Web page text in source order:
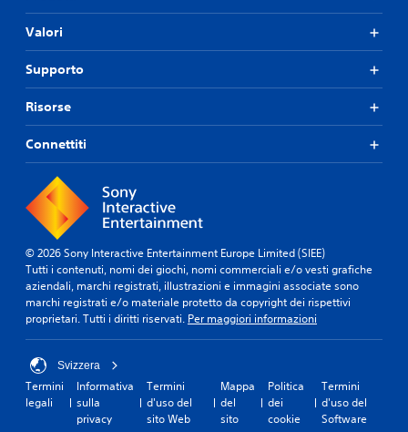
Valori
Supporto
Risorse
Connettiti
© 2026 Sony Interactive Entertainment Europe Limited (SIEE)
Tutti i contenuti, nomi dei giochi, nomi commerciali e/o vesti grafiche
aziendali, marchi registrati, illustrazioni e immagini associate sono
marchi registrati e/o materiale protetto da copyright dei rispettivi
proprietari. Tutti i diritti riservati. Per maggiori informazioni
Svizzera
Termini
legali
Informativa
sulla
privacy
Termini
d'uso del
sito Web
Mappa
del
sito
Politica
dei
cookie
Termini
d'uso del
Software